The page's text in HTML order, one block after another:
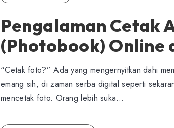
Pengalaman Cetak
(Photobook) Online
“Cetak foto?” Ada yang mengernyitkan dahi
emang sih, di zaman serba digital seperti
mencetak foto. Orang lebih suka…